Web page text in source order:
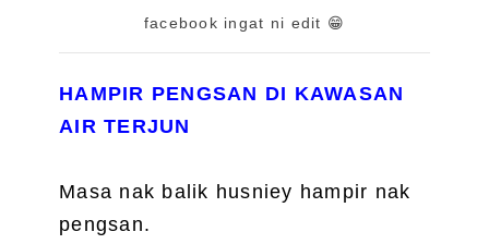
facebook ingat ni edit 😁
HAMPIR PENGSAN DI KAWASAN
AIR TERJUN
Masa nak balik husniey hampir nak
pengsan.